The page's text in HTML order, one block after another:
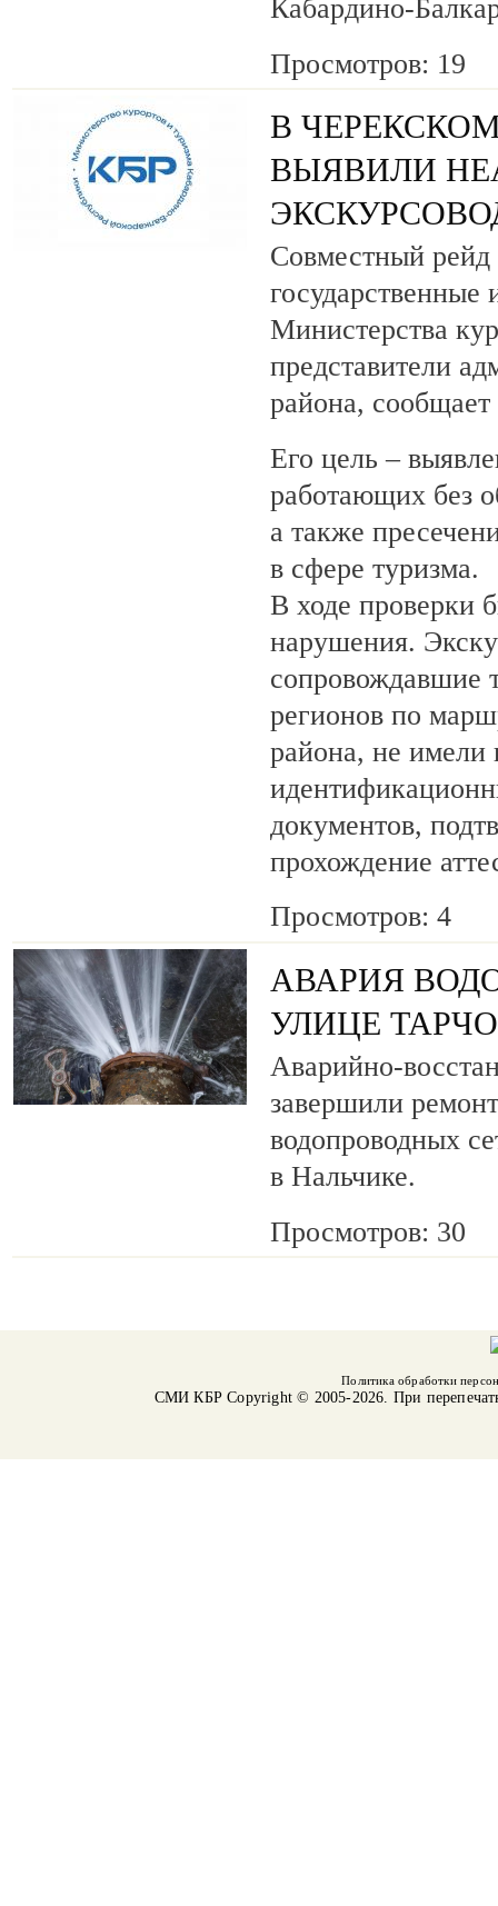
Кабардино-
Просмотров: 19
В
ВЫЯВИЛИ
Совместный рейд
государственные
Министерства
представители
района,
Его цель –
работающих без
а также
в сфере туризма.
В ходе проверки
нарушения.
сопровождавшие
регионов по
района, не имели
документов,
прохождение
Просмотров: 4
АВАРИЯ
УЛИЦЕ
Аварийно-
завершили
водопроводных
в Нальчике.
Просмотров: 30
Политика обработки
СМИ КБРCopyright © 2005-2026. При